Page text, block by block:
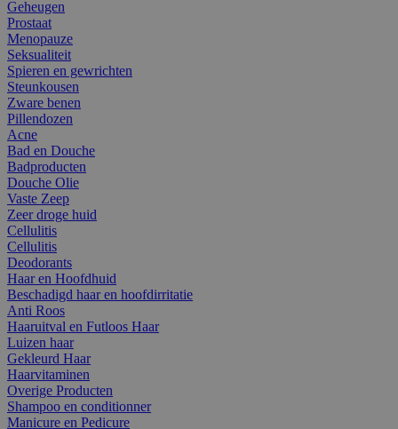
Geheugen
Prostaat
Menopauze
Seksualiteit
Spieren en gewrichten
Steunkousen
Zware benen
Pillendozen
Acne
Bad en Douche
Badproducten
Douche Olie
Vaste Zeep
Zeer droge huid
Cellulitis
Cellulitis
Deodorants
Haar en Hoofdhuid
Beschadigd haar en hoofdirritatie
Anti Roos
Haaruitval en Futloos Haar
Luizen haar
Gekleurd Haar
Haarvitaminen
Overige Producten
Shampoo en conditionner
Manicure en Pedicure